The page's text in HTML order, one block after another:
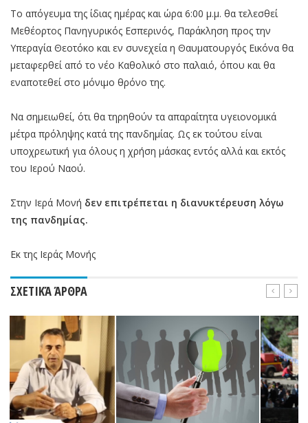
Το απόγευμα της ίδιας ημέρας και ώρα 6:00 μ.μ. θα τελεσθεί
Μεθέορτος Πανηγυρικός Εσπερινός, Παράκληση προς την
Υπεραγία Θεοτόκο και εν συνεχεία η Θαυματουργός Εικόνα θα
μεταφερθεί από το νέο Καθολικό στο παλαιό, όπου και θα
εναποτεθεί στο μόνιμο θρόνο της.
Να σημειωθεί, ότι θα τηρηθούν τα απαραίτητα υγειονομικά
μέτρα πρόληψης κατά της πανδημίας. Ως εκ τούτου είναι
υποχρεωτική για όλους η χρήση μάσκας εντός αλλά και εκτός
του Ιερού Ναού.
Στην Ιερά Μονή δεν επιτρέπεται η διανυκτέρευση λόγω
της πανδημίας.
Εκ της Ιεράς Μονής
ΣΧΕΤΙΚΆ ΆΡΘΡΑ